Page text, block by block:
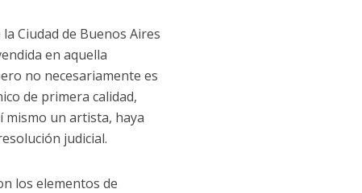
Ciudad de Buenos Aires
en aquella
no necesariamente es
de primera calidad,
mismo un artista, haya
judicial.
los elementos de